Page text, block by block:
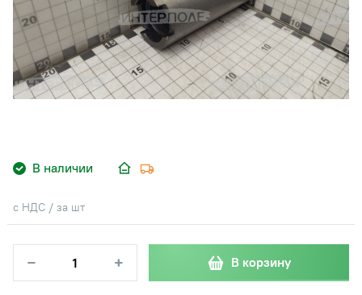
В наличии
с НДС / за шт
− + В корзину